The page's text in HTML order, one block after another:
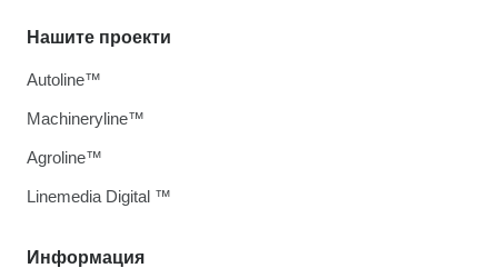
Информация
Нашите проекти
Autoline™
Machineryline™
Agroline™
Linemedia Digital ™